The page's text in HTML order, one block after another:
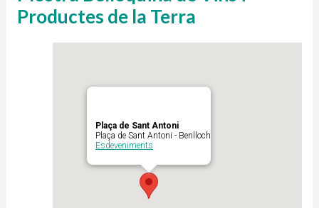
Productes de la Terra
Plaça de Sant Antoni
Plaça de Sant Antoni - Benlloch
Esdeveniments